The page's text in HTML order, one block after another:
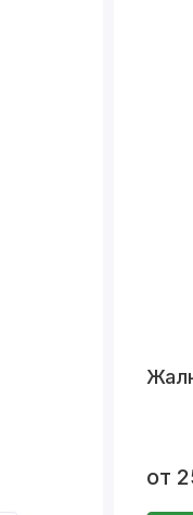
от